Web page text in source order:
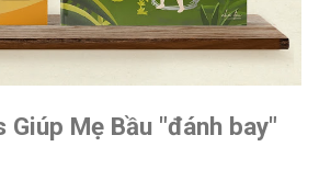
Mẹ Bầu "đánh bay"